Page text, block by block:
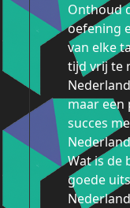
Onthoud
oefening
van elke
tijd vrij te
maar een
succes
Wat is de
goede